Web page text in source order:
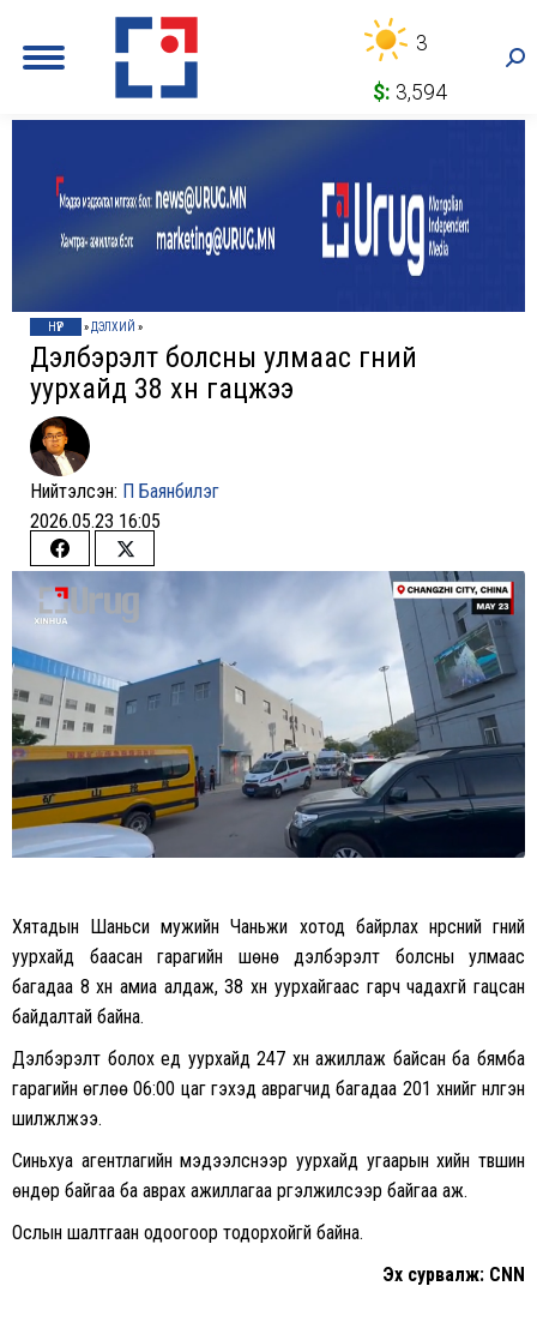
3
$: 3,594
НҮҮР »ДЭЛХИЙ »
Дэлбэрэлт болсны улмаас гүний
уурхайд 38 хүн гацжээ
Нийтэлсэн: П Баянбилэг
2026.05.23 16:05
Share
on
Facebook
Share
on
Twitter
Хятадын Шаньси мужийн Чаньжи хотод байрлах нүүрсний гүний
уурхайд баасан гарагийн шөнө дэлбэрэлт болсны улмаас
багадаа 8 хүн амиа алдаж, 38 хүн уурхайгаас гарч чадахгүй гацсан
байдалтай байна.
Дэлбэрэлт болох үед уурхайд 247 хүн ажиллаж байсан ба бямба
гарагийн өглөө 06:00 цаг гэхэд аврагчид багадаа 201 хүнийг нүүлгэн
шилжүүлжээ.
Синьхуа агентлагийн мэдээлснээр уурхайд угаарын хийн түвшин
өндөр байгаа ба аврах ажиллагаа үргэлжилсээр байгаа аж.
Ослын шалтгаан одоогоор тодорхойгүй байна.
Эх сурвалж: CNN